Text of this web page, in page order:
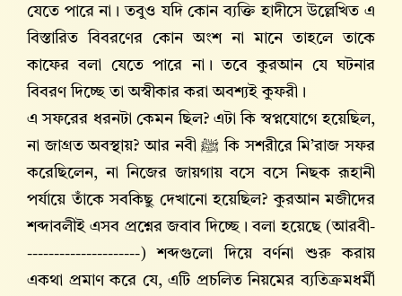
যেতে পারে না। তবুও যদি কোন ব্যক্তি হাদীসে উল্লেখিত এ
বিস্তারিত বিবরণের কোন অংশ না মানে তাহলে তাকে
কাফের বলা যেতে পারে না। তবে কুরআন যে ঘটনার
বিবরণ দিচ্ছে তা অস্বীকার করা অবশ্যই কুফরী।
এ সফরের ধরনটা কেমন ছিল? এটা কি স্বপ্নযোগে হয়েছিল,
না জাগ্রত অবস্থায়? আর নবী ﷺ কি সশরীরে মি’রাজ সফর
করেছিলেন, না নিজের জায়গায় বসে বসে নিছক রূহানী
পর্যায়ে তাঁকে সবকিছু দেখানো হয়েছিল? কুরআন মজীদের
শব্দাবলীই এসব প্রশ্নের জবাব দিচ্ছে। বলা হয়েছে (আরবী-
---------------------) শব্দগুলো দিয়ে বর্ণনা শুরু করায়
একথা প্রমাণ করে যে, এটি প্রচলিত নিয়মের ব্যতিক্রমধর্মী